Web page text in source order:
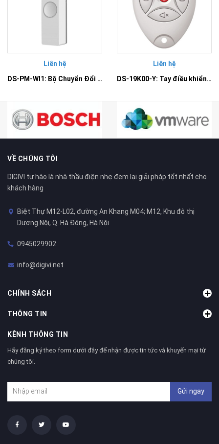
Liên hệ
DS-PM-WI1: Bộ Chuyển Đổi Có Dây Thành Không Dây Đầu Vào
Liên hệ
DS-19K00-Y: Tay điều khiển từ xa
VỀ CHÚNG TÔI
DIGIVI tự hào là nhà thầu điện nhẹ đem lại giải pháp tốt nhất cho
khách hàng
Biệt Thự M12-L02, đường An Khang M04; M12, Khu đô thị
Dương Nội, Q. Hà Đông, Hà Nội
0945029902
info@digivi.net
CHÍNH SÁCH
THÔNG TIN
KÊNH THÔNG TIN
Hãy đăng ký theo form dưới đây để nhận được tin tức và khuyến mại từ
chúng tôi.
Gửi ngay